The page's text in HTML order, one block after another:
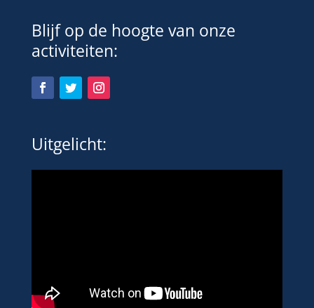
Blijf op de hoogte van onze
activiteiten:
Uitgelicht: